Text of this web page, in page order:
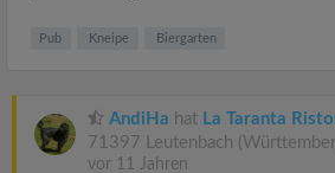
Pub Kneipe Biergarten
AndiHa hat La Taranta
71397 Leutenbach
vor 11 Jahren